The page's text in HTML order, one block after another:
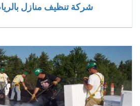
شركة تنظيف منازل